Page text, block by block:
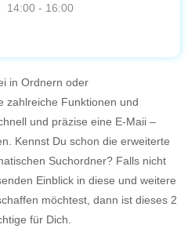
14:00 - 16:00
in Ordnern oder
zahlreiche Funktionen und
und präzise eine E-Maii –
Kennst Du schon die erweiterte
Suchordner? Falls nicht
Einblick in diese und weitere
möchtest, dann ist dieses 2
für Dich.